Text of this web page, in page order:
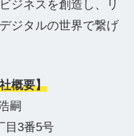
ジネスを創造し、リ
ジタルの世界で繋げ
概要】
嗣
目3番5号